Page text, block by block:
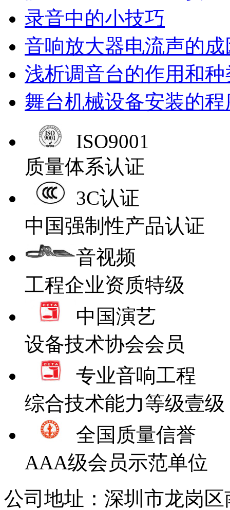
录音中的小技巧
音响放大器电流声的成
浅析调音台的作用和种
舞台机械设备安装的
ISO9001
质量体系认证
3C认证
中国强制性产品认证
音视频
工程企业资质特级
中国演艺
设备技术协会会员
专业音响工程
综合技术能力等级壹级
全国质量信誉
AAA级会员示范单位
公司地址：深圳市龙岗